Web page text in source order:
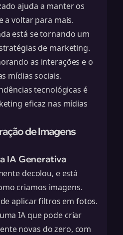
ajuda a manter os
a voltar para mais.
está se tornando um
de marketing.
as interações e o
mídias sociais.
tecnológicas é
eficaz nas mídias
de Imagens
IA Generativa
decolou, e está
criamos imagens.
aplicar filtros em fotos.
IA que pode criar
novas do zero, com